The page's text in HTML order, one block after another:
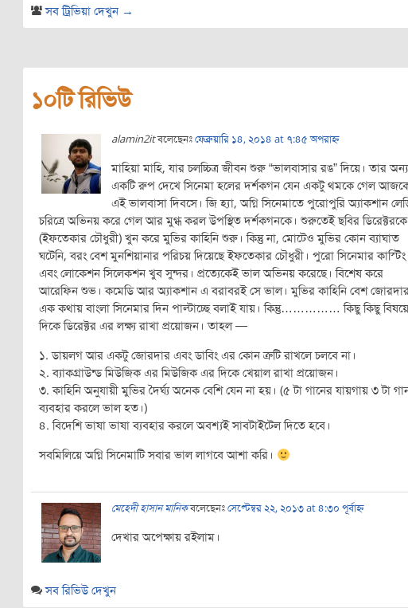
সব ট্রিভিয়া দেখুন →
১০টি রিভিউ
alamin2itবলেছেনঃফেব্রুয়ারি ১৪, ২০১৪ at ৭:৪৫ অপরাহ্ন
মাহিয়া মাহি, যার চলচ্চিত্র জীবন শুরু “ভালবাসার রঙ” দিয়ে। তার অন্য
একটি রুপ দেখে সিনেমা হলের দর্শকগন যেন একটু থমকে গেল
এই ভালবাসা দিবসে। জি হ্যা, অগ্নি সিনেমাতে পুরোপুরি অ্যাকশান
চরিত্রে অভিনয় করে গেল আর মুগ্ধ করল উপস্থিত দর্শকগনকে। শুরুতেই ছবির ডিরেক্টরকে
(ইফতেকার চৌধুরী) খুন করে মুভির কাহিনি শুরু। কিন্তু না, মোটেও মুভির কোন ব্যাঘাত
ঘটেনি, বরং বেশ মুনশিয়ানার পরিচয় দিয়েছে ইফতেকার চৌধুরী। পুরো সিনেমার কাস্টিং
এবং লোকেশন সিলেকশন খুব সুন্দর। প্রত্যেকেই ভাল অভিনয় করেছে। বিশেষ করে
আরেফিন শুভ। কমেডি আর অ্যাকশান এ বরাবরই সে ভাল। মুভির কাহিনি বেশ
এক কথায় বাংলা সিনেমার দিন পাল্টাচ্ছে বলাই যায়। কিন্তু…………… কিছু কিছু
দিকে ডিরেক্টর এর লক্ষ্য রাখা প্রয়োজন। তাহল —
১. ডায়লগ আর একটু জোরদার এবং ডাবিং এর কোন ত্রুটি রাখলে চলবে না।
২. ব্যাকগ্রাউন্ড মিউজিক এর মিউজিক এর দিকে খেয়াল রাখা প্রয়োজন।
৩. কাহিনি অনুযায়ী মুভির দৈর্ঘ্য অনেক বেশি যেন না হয়। (৫ টা গানের যায়গায় ৩ টা
ব্যবহার করলে ভাল হত।)
৪. বিদেশি ভাষা ভাষা ব্যবহার করলে অবশ্যই সাবটাইটেল দিতে হবে।
সবমিলিয়ে অগ্নি সিনেমাটি সবার ভাল লাগবে আশা করি।
মেহেদী হাসান মানিকবলেছেনঃসেপ্টেম্বর ২২, ২০১৩ at ৪:৩০ পূর্বাহ্ন
দেখার অপেক্ষায় রইলাম।
সব রিভিউ দেখুন